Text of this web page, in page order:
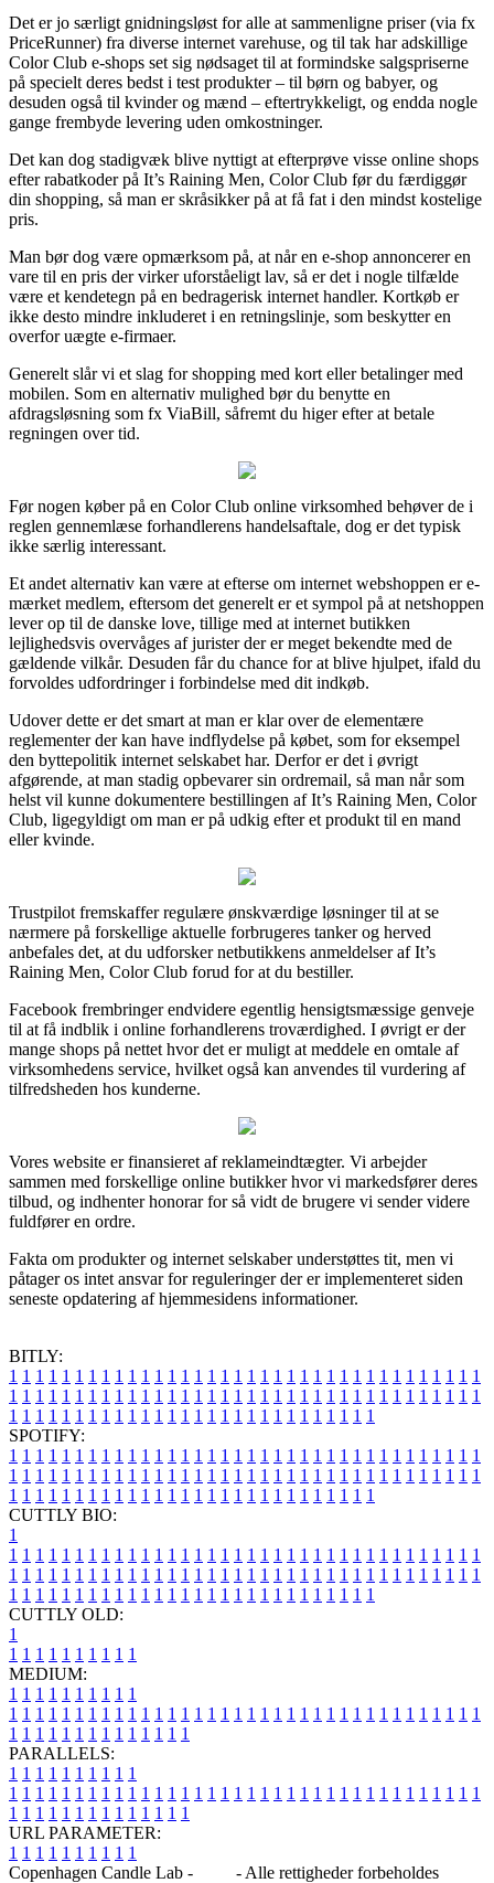
Det er jo særligt gnidningsløst for alle at sammenligne priser (via fx
PriceRunner) fra diverse internet varehuse, og til tak har adskillige
Color Club e-shops set sig nødsaget til at formindske salgspriserne
på specielt deres bedst i test produkter – til børn og babyer, og
desuden også til kvinder og mænd – eftertrykkeligt, og endda nogle
gange frembyde levering uden omkostninger.
Det kan dog stadigvæk blive nyttigt at efterprøve visse online shops
efter rabatkoder på It’s Raining Men, Color Club før du færdiggør
din shopping, så man er skråsikker på at få fat i den mindst kostelige
pris.
Man bør dog være opmærksom på, at når en e-shop annoncerer en
vare til en pris der virker uforståeligt lav, så er det i nogle tilfælde
være et kendetegn på en bedragerisk internet handler. Kortkøb er
ikke desto mindre inkluderet i en retningslinje, som beskytter en
overfor uægte e-firmaer.
Generelt slår vi et slag for shopping med kort eller betalinger med
mobilen. Som en alternativ mulighed bør du benytte en
afdragsløsning som fx ViaBill, såfremt du higer efter at betale
regningen over tid.
Før nogen køber på en Color Club online virksomhed behøver de i
reglen gennemlæse forhandlerens handelsaftale, dog er det typisk
ikke særlig interessant.
Et andet alternativ kan være at efterse om internet webshoppen er e-
mærket medlem, eftersom det generelt er et sympol på at netshoppen
lever op til de danske love, tillige med at internet butikken
lejlighedsvis overvåges af jurister der er meget bekendte med de
gældende vilkår. Desuden får du chance for at blive hjulpet, ifald du
forvoldes udfordringer i forbindelse med dit indkøb.
Udover dette er det smart at man er klar over de elementære
reglementer der kan have indflydelse på købet, som for eksempel
den byttepolitik internet selskabet har. Derfor er det i øvrigt
afgørende, at man stadig opbevarer sin ordremail, så man når som
helst vil kunne dokumentere bestillingen af It’s Raining Men, Color
Club, ligegyldigt om man er på udkig efter et produkt til en mand
eller kvinde.
Trustpilot fremskaffer regulære ønskværdige løsninger til at se
nærmere på forskellige aktuelle forbrugeres tanker og herved
anbefales det, at du udforsker netbutikkens anmeldelser af It’s
Raining Men, Color Club forud for at du bestiller.
Facebook frembringer endvidere egentlig hensigtsmæssige genveje
til at få indblik i online forhandlerens troværdighed. I øvrigt er der
mange shops på nettet hvor det er muligt at meddele en omtale af
virksomhedens service, hvilket også kan anvendes til vurdering af
tilfredsheden hos kunderne.
Vores website er finansieret af reklameindtægter. Vi arbejder
sammen med forskellige online butikker hvor vi markedsfører deres
tilbud, og indhenter honorar for så vidt de brugere vi sender videre
fuldfører en ordre.
Fakta om produkter og internet selskaber understøttes tit, men vi
påtager os intet ansvar for reguleringer der er implementeret siden
seneste opdatering af hjemmesidens informationer.
BITLY:
1 1 1 1 1 1 1 1 1 1 1 1 1 1 1 1 1 1 1 1 1 1 1 1 1 1 1 1 1 1 1 1 1 1 1 1
1 1 1 1 1 1 1 1 1 1 1 1 1 1 1 1 1 1 1 1 1 1 1 1 1 1 1 1 1 1 1 1 1 1 1 1
1 1 1 1 1 1 1 1 1 1 1 1 1 1 1 1 1 1 1 1 1 1 1 1 1 1 1 1
SPOTIFY:
1 1 1 1 1 1 1 1 1 1 1 1 1 1 1 1 1 1 1 1 1 1 1 1 1 1 1 1 1 1 1 1 1 1 1 1
1 1 1 1 1 1 1 1 1 1 1 1 1 1 1 1 1 1 1 1 1 1 1 1 1 1 1 1 1 1 1 1 1 1 1 1
1 1 1 1 1 1 1 1 1 1 1 1 1 1 1 1 1 1 1 1 1 1 1 1 1 1 1 1
CUTTLY BIO:
1
1 1 1 1 1 1 1 1 1 1 1 1 1 1 1 1 1 1 1 1 1 1 1 1 1 1 1 1 1 1 1 1 1 1 1 1
1 1 1 1 1 1 1 1 1 1 1 1 1 1 1 1 1 1 1 1 1 1 1 1 1 1 1 1 1 1 1 1 1 1 1 1
1 1 1 1 1 1 1 1 1 1 1 1 1 1 1 1 1 1 1 1 1 1 1 1 1 1 1 1
CUTTLY OLD:
1
1 1 1 1 1 1 1 1 1 1
MEDIUM:
1 1 1 1 1 1 1 1 1 1
1 1 1 1 1 1 1 1 1 1 1 1 1 1 1 1 1 1 1 1 1 1 1 1 1 1 1 1 1 1 1 1 1 1 1 1
1 1 1 1 1 1 1 1 1 1 1 1 1 1
PARALLELS:
1 1 1 1 1 1 1 1 1 1
1 1 1 1 1 1 1 1 1 1 1 1 1 1 1 1 1 1 1 1 1 1 1 1 1 1 1 1 1 1 1 1 1 1 1 1
1 1 1 1 1 1 1 1 1 1 1 1 1 1
URL PARAMETER:
1 1 1 1 1 1 1 1 1 1
Copenhagen Candle Lab -
- Alle rettigheder forbeholdes